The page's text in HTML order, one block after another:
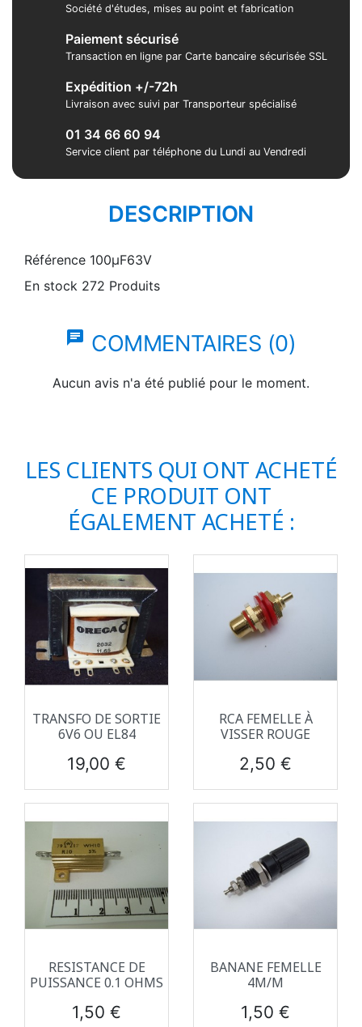
Société d'études, mises au point et fabrication
Paiement sécurisé
Transaction en ligne par Carte bancaire sécurisée SSL
Expédition +/-72h
Livraison avec suivi par Transporteur spécialisé
01 34 66 60 94
Service client par téléphone du Lundi au Vendredi
DESCRIPTION
Référence 100µF63V
En stock 272 Produits
chat COMMENTAIRES (0)
Aucun avis n'a été publié pour le moment.
LES CLIENTS QUI ONT ACHETÉ
CE PRODUIT ONT
ÉGALEMENT ACHETÉ :
TRANSFO DE SORTIE
6V6 OU EL84
Prix
19,00 €
RCA FEMELLE À
VISSER ROUGE
Prix
2,50 €
RESISTANCE DE
PUISSANCE 0.1 OHMS
Prix
1,50 €
BANANE FEMELLE
4M/M
Prix
1,50 €